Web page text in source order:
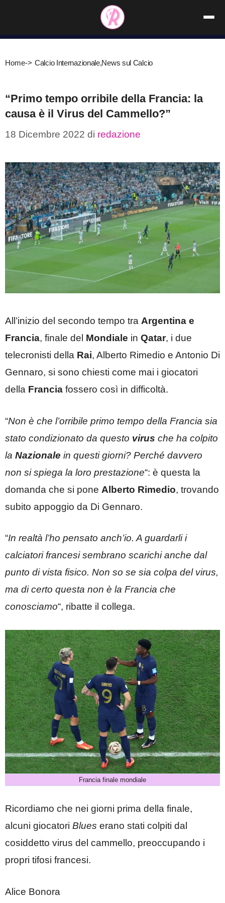
contenuto
Home-> Calcio Internazionale,News sul Calcio
“Primo tempo orribile della Francia: la
causa è il Virus del Cammello?”
18 Dicembre 2022 di redazione
All’inizio del secondo tempo tra Argentina e
Francia, finale del Mondiale in Qatar, i due
telecronisti della Rai, Alberto Rimedio e Antonio Di
Gennaro, si sono chiesti come mai i giocatori
della Francia fossero così in difficoltà.
“Non è che l’orribile primo tempo della Francia sia
stato condizionato da questo virus che ha colpito
la Nazionale in questi giorni? Perché davvero
non si spiega la loro prestazione“: è questa la
domanda che si pone Alberto Rimedio, trovando
subito appoggio da Di Gennaro.
“In realtà l’ho pensato anch’io. A guardarli i
calciatori francesi sembrano scarichi anche dal
punto di vista fisico. Non so se sia colpa del virus,
ma di certo questa non è la Francia che
conosciamo“, ribatte il collega.
Francia finale mondiale
Ricordiamo che nei giorni prima della finale,
alcuni giocatori Blues erano stati colpiti dal
cosiddetto virus del cammello, preoccupando i
propri tifosi francesi.
Alice Bonora